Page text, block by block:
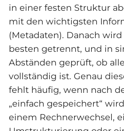
in einer festen Struktur
mit den wichtigsten
(Metadaten). Danach
besten getrennt, und in
Abständen geprüft, ob
vollständig ist. Genau
fehlt häufig, wenn nach
„einfach gespeichert“
einem Rechnerwechsel,